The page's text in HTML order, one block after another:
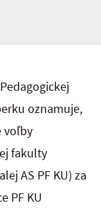
oznamuje,
voľby
fakulty
AS PF KU) za
PF KU